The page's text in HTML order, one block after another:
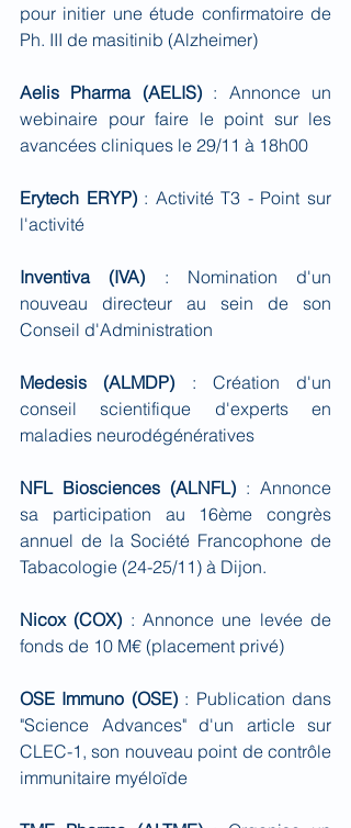
pour initier une étude confirmatoire de
Ph. III de masitinib (Alzheimer)
Aelis Pharma (AELIS) : Annonce un
webinaire pour faire le point sur les
avancées cliniques le 29/11 à 18h00
Erytech ERYP) : Activité T3 - Point sur
l'activité
Inventiva (IVA) : Nomination d'un
nouveau directeur au sein de son
Conseil d'Administration
Medesis (ALMDP) : Création d'un
conseil scientifique d'experts en
maladies neurodégénératives
NFL Biosciences (ALNFL) : Annonce
sa participation au 16ème congrès
annuel de la Société Francophone de
Tabacologie (24-25/11) à Dijon.
Nicox (COX) : Annonce une levée de
fonds de 10 M€ (placement privé)
OSE Immuno (OSE) : Publication dans
"Science Advances" d'un article sur
CLEC-1, son nouveau point de contrôle
immunitaire myéloïde